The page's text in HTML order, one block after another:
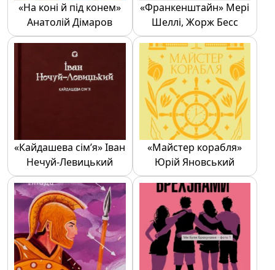
«На коні й під конем»
Анатолій Дімаров
«Франкенштайн» Мері
Шеллі, Жорж Бесс
«Кайдашева сім’я» Іван
Нечуй-Левицький
«Майстер корабля»
Юрій Яновський